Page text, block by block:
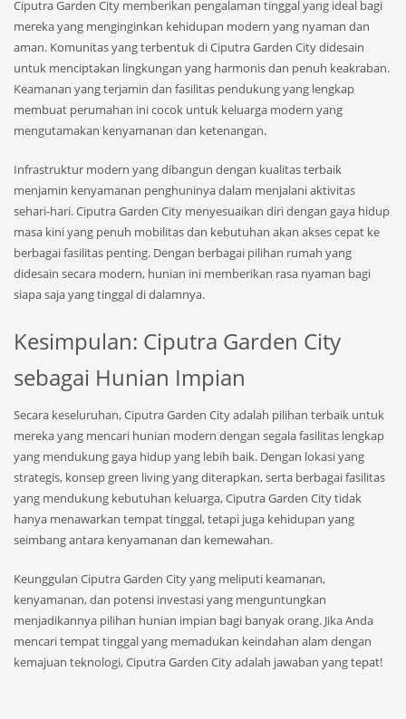
Ciputra Garden City memberikan pengalaman tinggal yang ideal bagi
mereka yang menginginkan kehidupan modern yang nyaman dan
aman. Komunitas yang terbentuk di Ciputra Garden City didesain
untuk menciptakan lingkungan yang harmonis dan penuh keakraban.
Keamanan yang terjamin dan fasilitas pendukung yang lengkap
membuat perumahan ini cocok untuk keluarga modern yang
mengutamakan kenyamanan dan ketenangan.
Infrastruktur modern yang dibangun dengan kualitas terbaik
menjamin kenyamanan penghuninya dalam menjalani aktivitas
sehari-hari. Ciputra Garden City menyesuaikan diri dengan gaya hidup
masa kini yang penuh mobilitas dan kebutuhan akan akses cepat ke
berbagai fasilitas penting. Dengan berbagai pilihan rumah yang
didesain secara modern, hunian ini memberikan rasa nyaman bagi
siapa saja yang tinggal di dalamnya.
Kesimpulan: Ciputra Garden City
sebagai Hunian Impian
Secara keseluruhan, Ciputra Garden City adalah pilihan terbaik untuk
mereka yang mencari hunian modern dengan segala fasilitas lengkap
yang mendukung gaya hidup yang lebih baik. Dengan lokasi yang
strategis, konsep green living yang diterapkan, serta berbagai fasilitas
yang mendukung kebutuhan keluarga, Ciputra Garden City tidak
hanya menawarkan tempat tinggal, tetapi juga kehidupan yang
seimbang antara kenyamanan dan kemewahan.
Keunggulan Ciputra Garden City yang meliputi keamanan,
kenyamanan, dan potensi investasi yang menguntungkan
menjadikannya pilihan hunian impian bagi banyak orang. Jika Anda
mencari tempat tinggal yang memadukan keindahan alam dengan
kemajuan teknologi, Ciputra Garden City adalah jawaban yang tepat!